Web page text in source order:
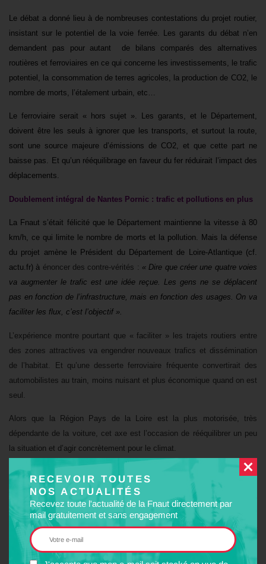
RECEVOIR TOUTES
NOS ACTUALITÉS
Recevez toute l'actualité de la Fnaut directement par
mail gratuitement et sans engagement
Le débat a donné lieu à de nombreuses contestations du projet routier,
insistant sur le potentiel de la voie ferrée. Les garants du débat n’en
demandent pas pour autant de bilans comparés des alternatives
routières et ferroviaires en ce qui concerne les investissements, le trafic
potentiel, la consommation de terres agricoles, la production de CO2, le
nombre de morts, l’étalement urbain, etc…
Le ferroviaire serait « hors sujet ». Les garants, et le Département,
doivent être les seuls à ignorer que les transports, et surtout la route,
sont une source majeure d’émissions de CO2, et que cette part ne
baisse pas. Et qu’un rééquilibrage en faveur du fer réduirait l’impact des
déplacements.
Doublement intégral de Nantes Pornic : trafic et pollutions en plus
La Fnaut s’était félicité que le Département maintienne la vitesse à 80
km/h, ce qui limite le nombre de morts et la pollution. Mais la défense
du projet amène le Président du Département de Loire-Atlantique (cf.
actu.fr) à énoncer des contre-vérités : « Dire que créer une quatre voies
va augmenter le trafic est une idée reçue. Les gens ne se déplacent
pas en fonction de l’infrastructure, mais en fonction des usages. On va
faciliter les flux, c’est l’objectif ».
L’expérience montre pourtant que « faciliter » les trajets routiers entre
des zones attractives va engendrer nouveaux trafics et dissémination
de l’habitat. Et qu’une desserte ferroviaire fréquente convertirait des
automobilistes au train, moins nuisant et plus économique quand on est
seul.
Alors que la Région Pays de la Loire est la plus motorisée, très
dépendante de la voiture, cet axe est l’occasion de rééquilibrer un peu
la situation et d’agir concrètement pour le climat.
Un argent public à mieux utiliser
Rappelons que pour Nantes Châteaubriant, Région et Département
avaient procédé intelligemment en cofinançant un projet de réhabilitation
de la ligne ferroviaire, évitant une 2 x 2 voies parallèle et limitant la
surcharge du périphérique.